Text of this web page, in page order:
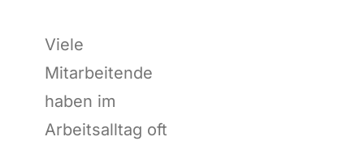
Viele
Mitarbeitende
haben im
Arbeitsalltag oft